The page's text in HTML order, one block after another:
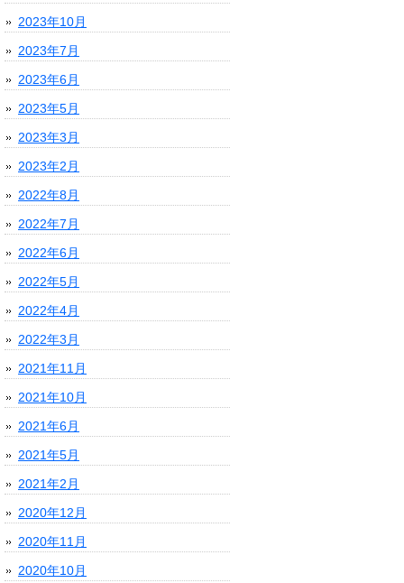
2023年10月
2023年7月
2023年6月
2023年5月
2023年3月
2023年2月
2022年8月
2022年7月
2022年6月
2022年5月
2022年4月
2022年3月
2021年11月
2021年10月
2021年6月
2021年5月
2021年2月
2020年12月
2020年11月
2020年10月